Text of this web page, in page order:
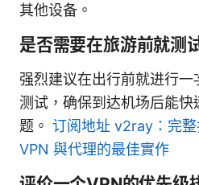
其他设备。
是否需要在旅游前就测
强烈建议在出行前就进行
测试，确保到达机场后能快
题。 订阅地址 v2ray：完
VPN 與代理的最佳實作